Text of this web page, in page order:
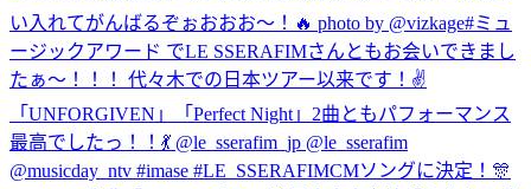
い入れてがんばるぞぉおおお〜！🔥 photo by @vizkage#ミュ
ージックアワード でLE SSERAFIMさんともお会いできまし
たぁ〜！！！ 代々木での日本ツアー以来です！✌️
「UNFORGIVEN」「Perfect Night」2曲ともパフォーマンス
最高でしたっ！！💃 @le_sserafim_jp @le_sserafim
@musicday_ntv #imase #LE_SSERAFIMCMソングに決定！🎊